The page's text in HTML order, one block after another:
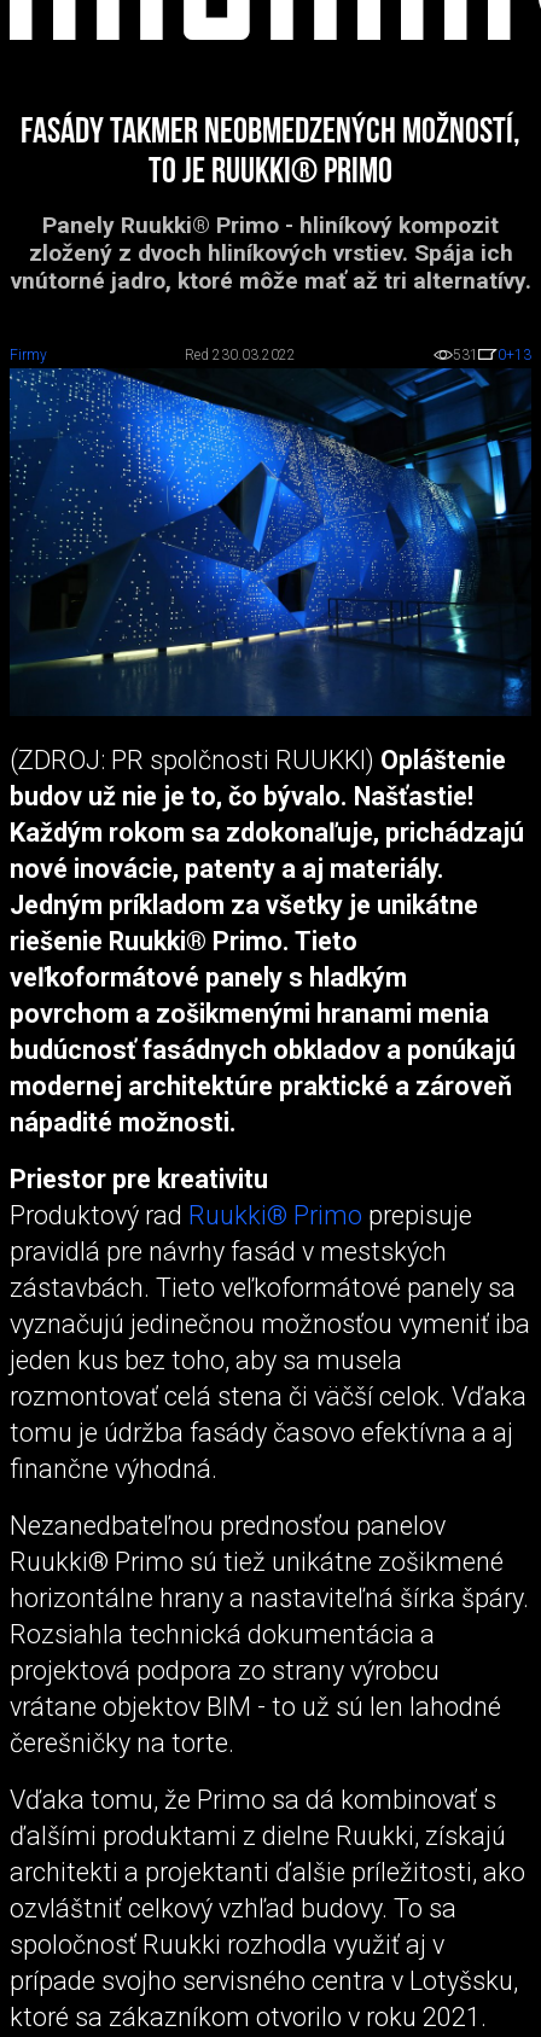
Fasády takmer neobmedzených možností,
to je Ruukki® Primo
Panely Ruukki® Primo - hliníkový kompozit
zložený z dvoch hliníkových vrstiev. Spája ich
vnútorné jadro, ktoré môže mať až tri alternatívy.
Firmy Red 230.03.2022 531 0+13
(ZDROJ: PR spolčnosti RUUKKI) Opláštenie
budov už nie je to, čo bývalo. Našťastie!
Každým rokom sa zdokonaľuje, prichádzajú
nové inovácie, patenty a aj materiály.
Jedným príkladom za všetky je unikátne
riešenie Ruukki® Primo. Tieto
veľkoformátové panely s hladkým
povrchom a zošikmenými hranami menia
budúcnosť fasádnych obkladov a ponúkajú
modernej architektúre praktické a zároveň
nápadité možnosti.
Priestor pre kreativitu
Produktový rad Ruukki® Primo prepisuje
pravidlá pre návrhy fasád v mestských
zástavbách. Tieto veľkoformátové panely sa
vyznačujú jedinečnou možnosťou vymeniť iba
jeden kus bez toho, aby sa musela
rozmontovať celá stena či väčší celok. Vďaka
tomu je údržba fasády časovo efektívna a aj
finančne výhodná.
Nezanedbateľnou prednosťou panelov
Ruukki® Primo sú tiež unikátne zošikmené
horizontálne hrany a nastaviteľná šírka špáry.
Rozsiahla technická dokumentácia a
projektová podpora zo strany výrobcu
vrátane objektov BIM - to už sú len lahodné
čerešničky na torte.
Vďaka tomu, že Primo sa dá kombinovať s
ďalšími produktami z dielne Ruukki, získajú
architekti a projektanti ďalšie príležitosti, ako
ozvláštniť celkový vzhľad budovy. To sa
spoločnosť Ruukki rozhodla využiť aj v
prípade svojho servisného centra v Lotyšsku,
ktoré sa zákazníkom otvorilo v roku 2021.